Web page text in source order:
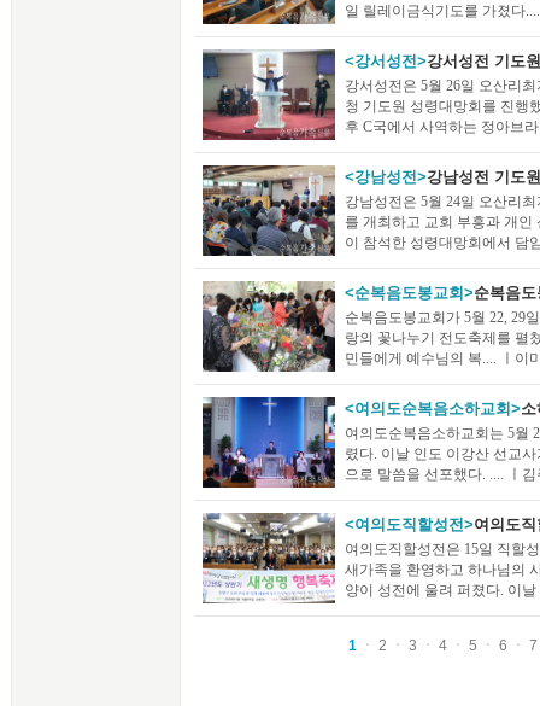
일 릴레이금식기도를 가졌다
<강서성전>강서성전 기도
강서성전은 5월 26일 오산리
청 기도원 성령대망회를 진행
후 C국에서 사역하는 정아브
<강남성전>강남성전 기도
강남성전은 5월 24일 오산리
를 개최하고 교회 부흥과 개인
이 참석한 성령대망회에서 담
<순복음도봉교회>순복음
순복음도봉교회가 5월 22, 29
랑의 꽃나누기 전도축제를 펼
민들에게 예수님의 복.... ㅣ이
<여의도순복음소하교회>
여의도순복음소하교회는 5월
렸다. 이날 인도 이강산 선교
으로 말씀을 선포했다. .... ㅣ김
<여의도직할성전>여의도
여의도직할성전은 15일 직할
새가족을 환영하고 하나님의
양이 성전에 울려 퍼졌다. 이
1ㆍ 2 ㆍ 3 ㆍ 4ㆍ 5 ㆍ 6 ㆍ 7